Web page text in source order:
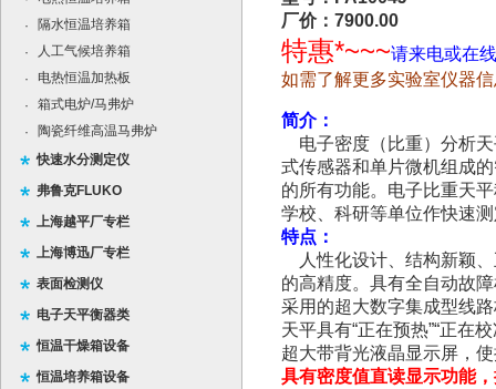
·
隔水恒温培养箱
·
人工气候培养箱
·
电热恒温加热板
·
箱式电炉/马弗炉
·
陶瓷纤维高温马弗炉
快速水分测定仪
弗鲁克FLUKO
上海越平厂专栏
上海博迅厂专栏
表面检测仪
电子天平衡器类
恒温干燥箱设备
恒温培养箱设备
厂价：7900.00
特惠*~~~请来电或在
如需了解更多实验室仪器
简介：
电子密度（比重）分析天
式传感器和单片微机组成
的所有功能。电子比重天
学校、科研等单位作快速
特点：
人性化设计、结构新颖、
的高精度。具有全自动故
采用的超大数字集成型线
天平具有“正在预热”“正在
超大带背光液晶显示屏，
具有密度值直读显示功能